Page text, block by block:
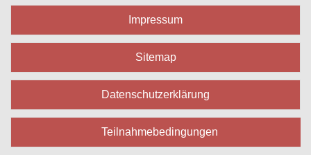
Impressum
Sitemap
Datenschutzerklärung
Teilnahmebedingungen